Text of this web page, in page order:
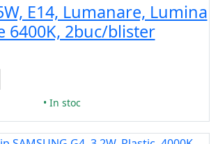
E14, Lumanare, Lumina
6400K, 2buc/blister
• In stoc